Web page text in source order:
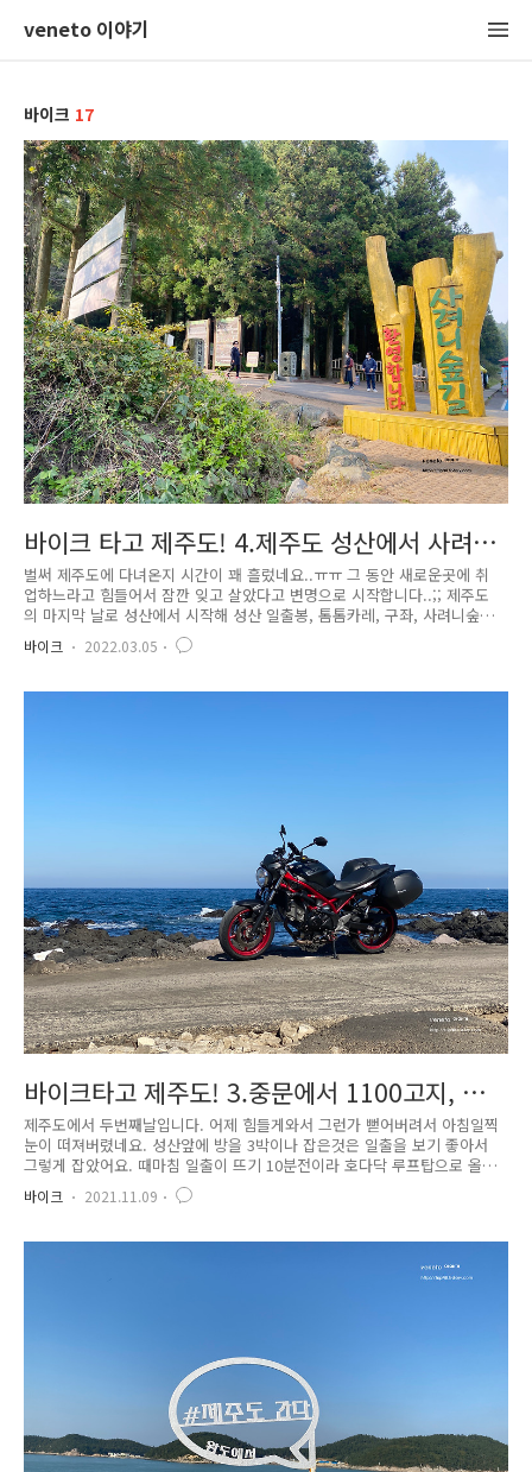
veneto 이야기
바이크 17
바이크 타고 제주도! 4.제주도 성산에서 사려니
숲길, 516도로
벌써 제주도에 다녀온지 시간이 꽤 흘렀네요..ㅠㅠ 그 동안 새로운곳에 취
업하느라고 힘들어서 잠깐 잊고 살았다고 변명으로 시작합니다..;; 제주도
의 마지막 날로 성산에서 시작해 성산 일출봉, 톰톰카레, 구좌, 사려니숲길
(붉은오름방면), 516도로, 남원 해안도로까지 전날은 서쪽으로 반바퀴를 돌
았다면 이 날은 오른쪽을 기준으로 반바퀴 돌았습니다. 관련글 :[바이크] -
109km, 돌고 도는 시간은 2시간 정도이지만 실제로는 들렀다가 구경하고
바이크 2022.03.05
바이크타고 제주도! 3.중문에서 1100고지, 애
월, 일몰까지
제주도에서 두번째날입니다. 어제 힘들게와서 그런가 뻗어버려서 아침일찍
눈이 떠져버렸네요. 성산앞에 방을 3박이나 잡은것은 일출을 보기 좋아서
그렇게 잡았어요. 때마침 일출이 뜨기 10분전이라 호다닥 루프탑으로 올라
갔습니다. 해가 떠오르네요..ㅎㅎ 저 앞에 보이는 해변은 광치기 해변입니
다. 바로 왼쪽에 성산일출봉이 있어요. 조금 더 기다리니 구름 사이로 해가
침부터 맑은 정신이 든것 같습니다.ㅎㅎ 두번째날 일정입니다. 성산에서 출
발해서 중문에서 점심을 먹고 천백고지 휴게소로 이동하고 스타벅스 애월
DT점에서 한잔 때리고 나머지 해안도로를 따라 쭈욱 따라서 강정포구에서
바이크 2021.11.09